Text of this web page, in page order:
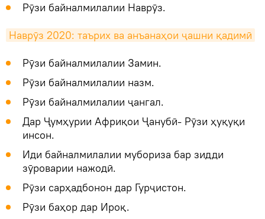
Рӯзи байналмилалии Наврӯз.
Наврӯз 2020: таърих ва анъанаҳои ҷашни қадимӣ
Рӯзи байналмилалии Замин.
Рӯзи байналмилалии назм.
Рӯзи байналмилалии ҷангал.
Дар Ҷумҳурии Африқои Ҷанубӣ- Рӯзи ҳуқуқи
инсон.
Иди байналмилалии мубориза бар зидди
зӯроварии нажодӣ.
Рӯзи сарҳадбонон дар Гурҷистон.
Рӯзи баҳор дар Ироқ.